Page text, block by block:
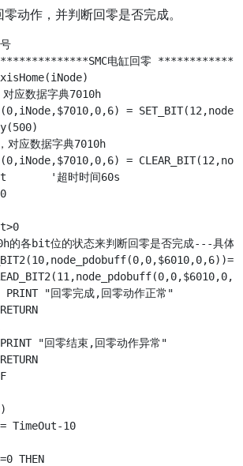
动作，并判断回零是否完成。
电缸回零
数据字典7010h
=
应数据字典7010h
=
位的状态来判断回零是否完成---具体判
完成,回零动作正常"
结束,回零动作异常"
10
THEN